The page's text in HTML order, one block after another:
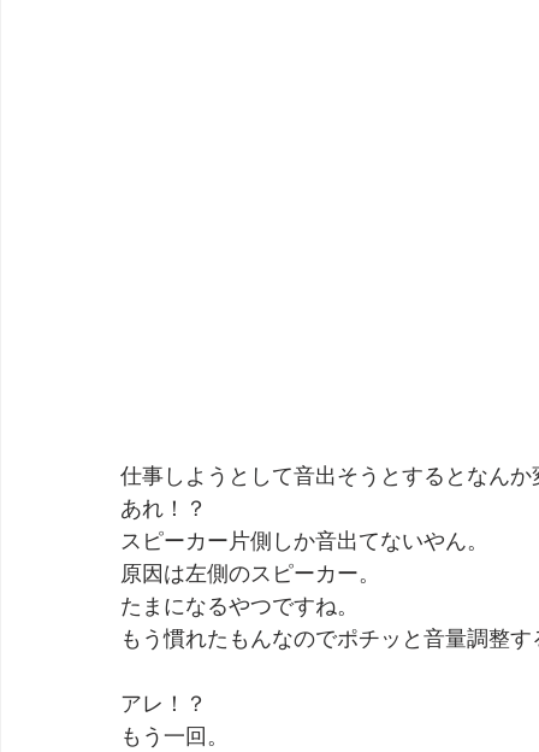
仕事しようとして音出そうとするとなんか
あれ！？
スピーカー片側しか音出てないやん。
原因は左側のスピーカー。
たまになるやつですね。
もう慣れたもんなのでポチッと音量調整
アレ！？
もう一回。